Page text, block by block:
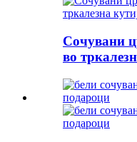
Сочувани
во